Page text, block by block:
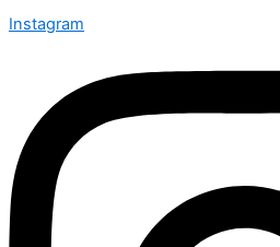
Instagram